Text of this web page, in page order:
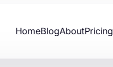
HomeBlogAboutPricing